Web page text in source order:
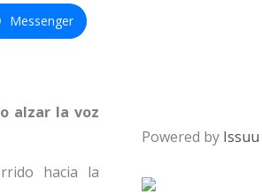
Messenger
alzar la voz
hacia la
Powered by Issuu